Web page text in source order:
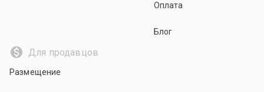
Оплата
Блог
Для продавцов
Размещение